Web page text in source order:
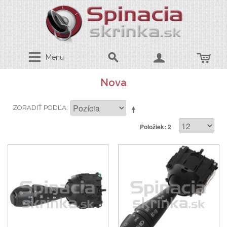
Menu
Nova
ZORADIŤ PODĽA
Položiek: 2